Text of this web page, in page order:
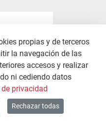
POLÍTICA DE PRIVACIDAD
Todos los derechos reservados.
propias y de terceros
la navegación de las
accesos y realizar
ni cediendo datos
privacidad
Rechazar todas